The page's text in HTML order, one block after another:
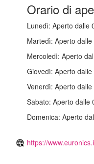
Orario di
Lunedì: Aperto dalle
Martedì: Aperto
Mercoledì: Aperto
Giovedì: Aperto
Venerdì: Aperto
Sabato: Aperto dalle
Domenica: Aperto
https://